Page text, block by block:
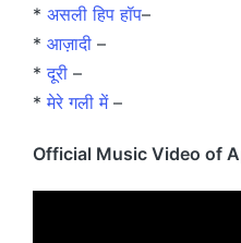
* असली हिप हॉप–
* आज़ादी –
*दूरी –
*मेरे गली में–
Official Music Video of